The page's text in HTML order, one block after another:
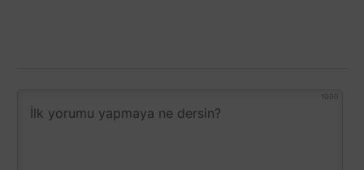
1000